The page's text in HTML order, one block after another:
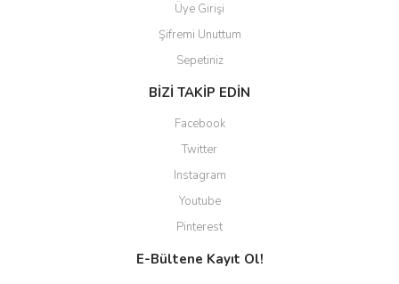
Üye Girişi
Şifremi Unuttum
Sepetiniz
BİZİ TAKİP EDİN
Facebook
Twitter
Instagram
Youtube
Pinterest
E-Bültene Kayıt Ol!